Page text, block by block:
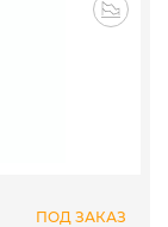
ПОД ЗАКАЗ